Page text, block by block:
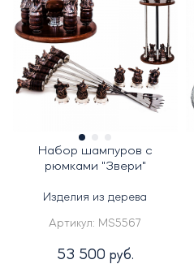
Набор шампуров с
рюмками "Звери"
Изделия из дерева
Артикул: MS5567
53 500 руб.